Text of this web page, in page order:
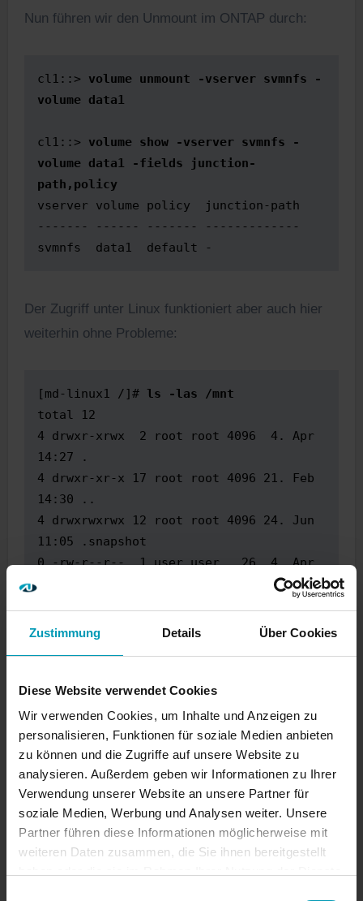
Zustimmung Details Über Cookies
Diese Website verwendet Cookies
Wir verwenden Cookies, um Inhalte und Anzeigen zu
personalisieren, Funktionen für soziale Medien anbieten
zu können und die Zugriffe auf unsere Website zu
analysieren. Außerdem geben wir Informationen zu Ihrer
Verwendung unserer Website an unsere Partner für
soziale Medien, Werbung und Analysen weiter. Unsere
Partner führen diese Informationen möglicherweise mit
weiteren Daten zusammen, die Sie ihnen bereitgestellt
Nun führen wir den Unmount im ONTAP durch:
cl1::> volume unmount -vserver svmnfs -
volume data1
cl1::> volume show -vserver svmnfs -
volume data1 -fields junction-
path,policy
vserver volume policy  junction-path
------- ------ ------- -------------
svmnfs  data1  default -
Der Zugriff unter Linux funktioniert aber auch hier
weiterhin ohne Probleme:
[md-linux1 /]# ls -las /mnt
total 12
4 drwxr-xrwx  2 root root 4096  4. Apr
14:27 .
4 drwxr-xr-x 17 root root 4096 21. Feb
14:30 ..
4 drwxrwxrwx 12 root root 4096 24. Jun
11:05 .snapshot
0 -rw-r--r--  1 user user   26  4. Apr
14:25 test-file-1.txt
14:26 test-file-2.txt
[md-linux1 /]# cat /mnt/test-file-1.txt
Hello World!
from Linux
[md-linux1 /]# echo "foo" > /mnt/test-
file-5.txt
[md-linux1 /]# cat /mnt/test-file-5.txt
foo